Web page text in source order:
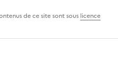
de ce site sont sous licence